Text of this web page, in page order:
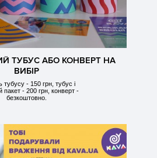
ТУБУС АБО КОНВЕРТ НА
ВИБІР
тубусу - 150 грн, тубус і
пакет - 200 грн, конверт -
безкоштовно.